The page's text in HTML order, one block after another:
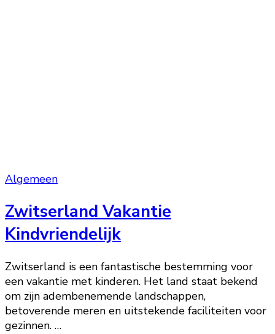
Algemeen
Zwitserland Vakantie
Kindvriendelijk
Zwitserland is een fantastische bestemming voor
een vakantie met kinderen. Het land staat bekend
om zijn adembenemende landschappen,
betoverende meren en uitstekende faciliteiten voor
gezinnen. …